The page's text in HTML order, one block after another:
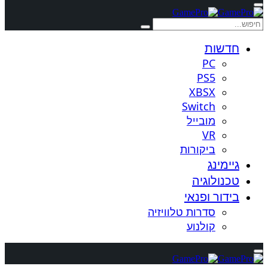
חדשות
PC
PS5
XBSX
Switch
מובייל
VR
ביקורות
גיימינג
טכנולוגיה
בידור ופנאי
סדרות טלוויזיה
קולנוע